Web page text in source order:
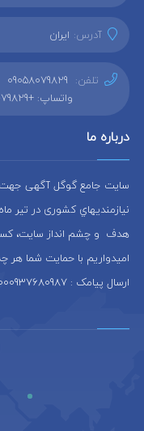
آدرس: ایران
تلفن: 09058079829
واتساپ: +989058079829
درباره ما
سایت جامع گوگل آگهی جهت
هدف و چشم انداز سایت،
امیدواریم با حمایت شما هر
ارسال پیامک : 10000937680987